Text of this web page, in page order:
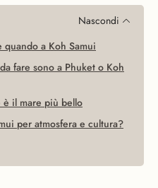
Nascondi
a Koh Samui
fare sono a Phuket o Koh
è il mare più bello
per atmosfera e cultura?